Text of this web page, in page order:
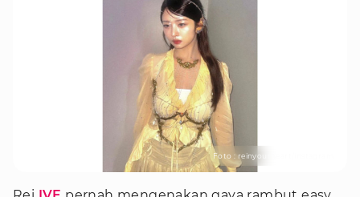
Foto : reinyourheart/instagram